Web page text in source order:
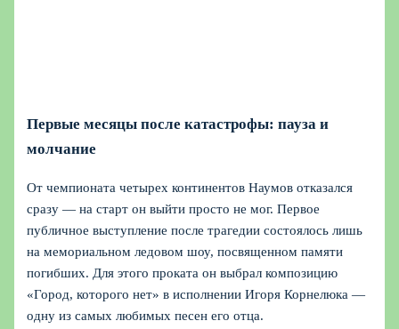
Первые месяцы после катастрофы: пауза и
молчание
От чемпионата четырех континентов Наумов отказался
сразу — на старт он выйти просто не мог. Первое
публичное выступление после трагедии состоялось лишь
на мемориальном ледовом шоу, посвященном памяти
погибших. Для этого проката он выбрал композицию
«Город, которого нет» в исполнении Игоря Корнелюка —
одну из самых любимых песен его отца.